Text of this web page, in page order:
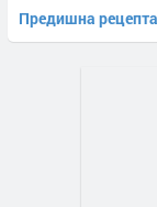
Предишна рецепта